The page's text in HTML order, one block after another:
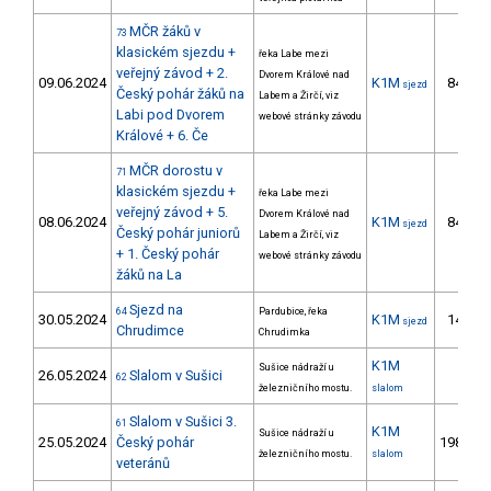
09.06.2024
73 MČR žáků v
klasickém sjezdu +
veřejný závod + 2.
Český pohár žáků na
Labi pod Dvorem
Králové + 6. Če
řeka Labe mezi
Dvorem Králové nad
Labem a Žirčí, viz
webové stránky závodu
K1M sjezd 84.
08.06.2024
71 MČR dorostu v
klasickém sjezdu +
veřejný závod + 5.
Český pohár juniorů
+ 1. Český pohár
žáků na La
řeka Labe mezi
Dvorem Králové nad
Labem a Žirčí, viz
webové stránky závodu
K1M sjezd 84.
30.05.2024 64 Sjezd na
Chrudimce
Pardubice, řeka
Chrudimka
K1M sjezd 14.
26.05.2024 62 Slalom v Sušici
Sušice nádraží u
železničního mostu.
K1M
slalom
25.05.2024
61 Slalom v Sušici 3.
Český pohár
veteránů
Sušice nádraží u
železničního mostu.
K1M
slalom
198.